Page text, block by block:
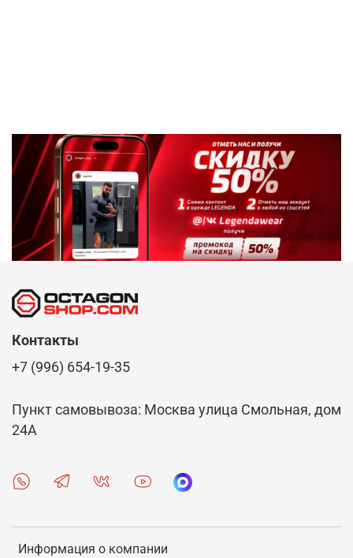
Информация о компании
Контакты
+7 (996) 654-19-35
Пункт самовывоза: Москва улица Смольная, дом
24А